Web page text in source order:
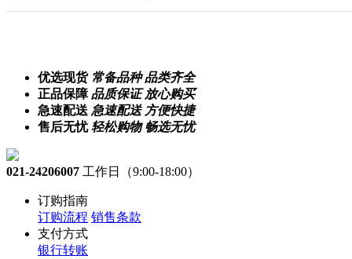
优选现货 常备品种 品类齐全
正品保障品质保证 放心购买
急速配送 急速配送 方便快捷
售后无忧轻松购物 畅选无忧
021-24206007 工作日（9:00-18:00）
订购指南
订购流程 销售条款
支付方式
银行转账